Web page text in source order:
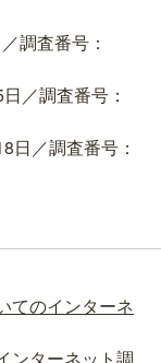
調査番号：
／調査番号：
日／調査番号：
てのインターネ